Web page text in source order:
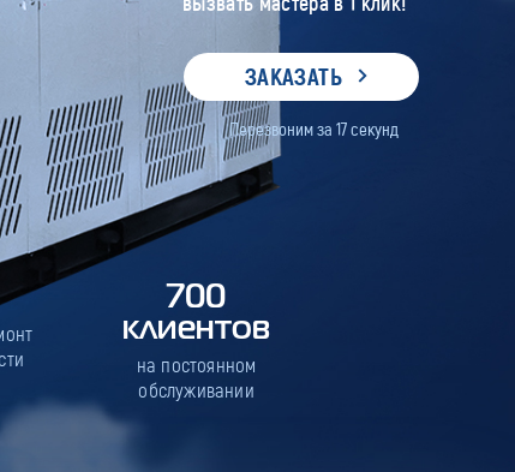
ЗАКАЗАТЬ
Перезвоним за 17секунд
700
клиентов
на постоянном
обслуживании